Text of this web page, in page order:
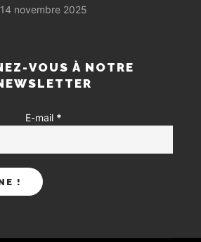
14 novembre 2025
VOUS À NOTRE
E-mail *